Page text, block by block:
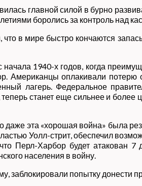
главной силой в бурно
боролись за контроль над
что в мире быстро кончаются
1940-х годов, когда
Американцы оплакивали
лагерь. Федеральное
станет еще сильнее и
даже эта «хорошая война» была
Уолл-стрит, обеспечил
Перл-Харбор будет
населения в войну.
заблокировали попытку